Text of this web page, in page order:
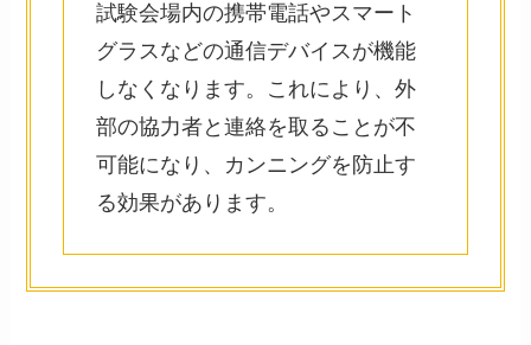
試験会場内の携帯電話やスマート
グラスなどの通信デバイスが機能
しなくなります。これにより、外
部の協力者と連絡を取ることが不
可能になり、カンニングを防止す
る効果があります。